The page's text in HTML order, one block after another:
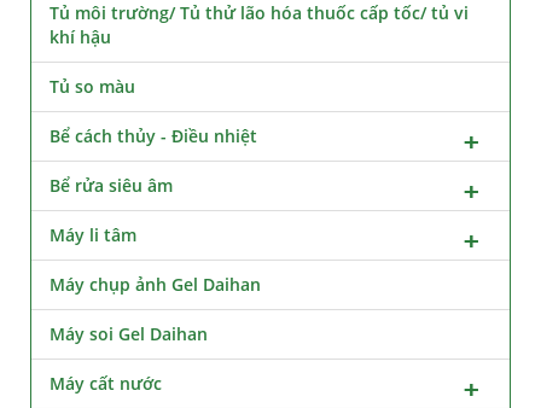
Tủ môi trường/ Tủ thử lão hóa thuốc cấp tốc/ tủ vi
khí hậu
Tủ so màu
Bể cách thủy - Điều nhiệt
Bể rửa siêu âm
Máy li tâm
Máy chụp ảnh Gel Daihan
Máy soi Gel Daihan
Máy cất nước